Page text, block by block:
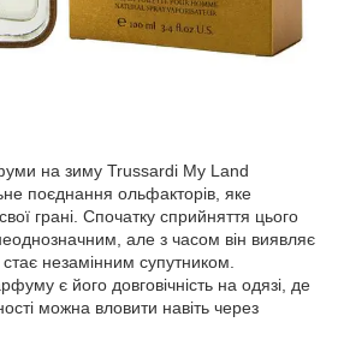
на зиму Trussardi My Land
поєднання ольфакторів, яке
грані. Спочатку сприйняття цього
але з часом він виявляє
незамінним супутником.
є його довговічність на одязі, де
можна вловити навіть через